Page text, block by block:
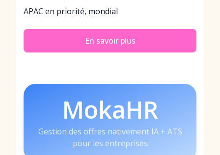
APAC en priorité, mondial
En savoir plus
MokaHR
Gestion des offres nativement IA + ATS
pour les entreprises